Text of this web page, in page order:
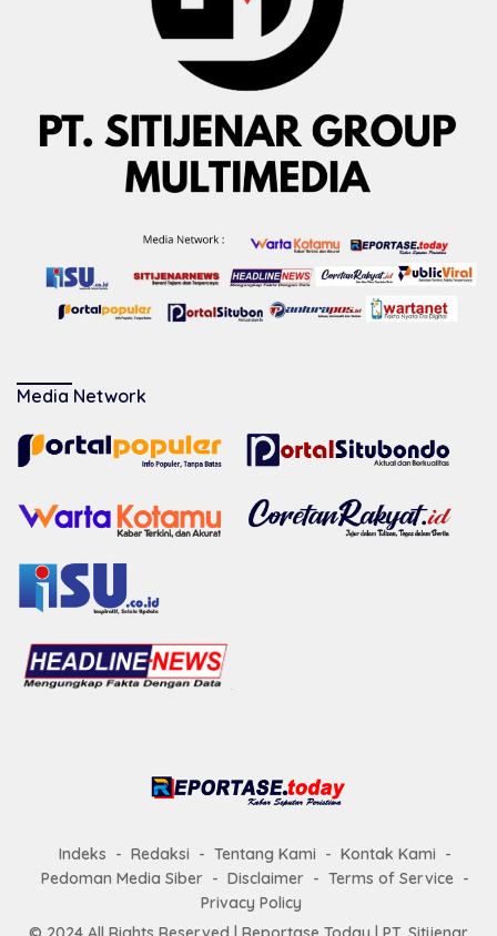
Media Network
Indeks Redaksi Tentang Kami
Kontak Kami
Pedoman Media Siber
Disclaimer
Terms of Service
Privacy Policy